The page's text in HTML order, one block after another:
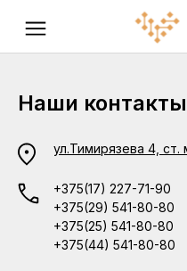
Наши
ул.Тимирязева 4,
+375(17) 227-71-90
+375(29) 541-80-80
+375(25) 541-80-80
+375(44) 541-80-80